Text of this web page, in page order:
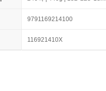
9791169214100
116921410X